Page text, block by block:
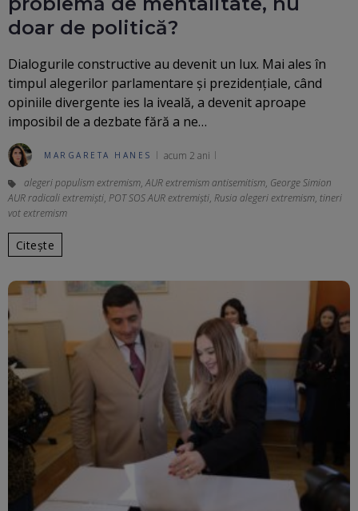
doar de politică?
Dialogurile constructive au devenit un lux. Mai ales în
timpul alegerilor parlamentare și prezidențiale, când
opiniile divergente ies la iveală, a devenit aproape
imposibil de a dezbate fără a ne…
MARGARETA HANES acum 2 ani
alegeri populism extremism,AUR extremism antisemitism, George Simion
AUR radicali extremiști, POT SOS AUR extremişti, Rusia alegeri extremism, tineri
vot extremism
Citește